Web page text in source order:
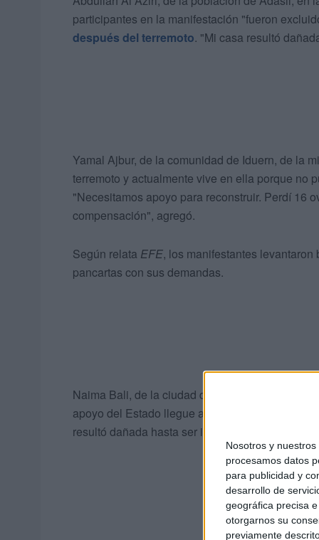
Nosotros y nuestros
procesamos datos
para publicidad y
desarrollo de
geográfica precisa
otorgarnos su
previamente
participantes en la manifestación "fueron
después del terremoto. "Mi casa resultó
Yamal Ajbur, de la comunidad de Iduern, de la
terremoto y actualmente vive en ella porque no
"Necesitamos apoyo para reconstruir. Perdí 16
compensación", agregó.
Según relata EFE, los manifestantes
pancartas con sus demandas.
Naima Bali, de la ciudad de Amizmiz, en las
apoyo del Estado llegue a todos los afectados.
resultó dañada hasta ser inhabitable".